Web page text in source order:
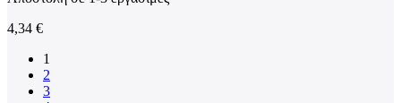
4,34 €
1
2
3